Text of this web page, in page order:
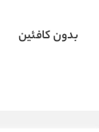
بدون کافئین